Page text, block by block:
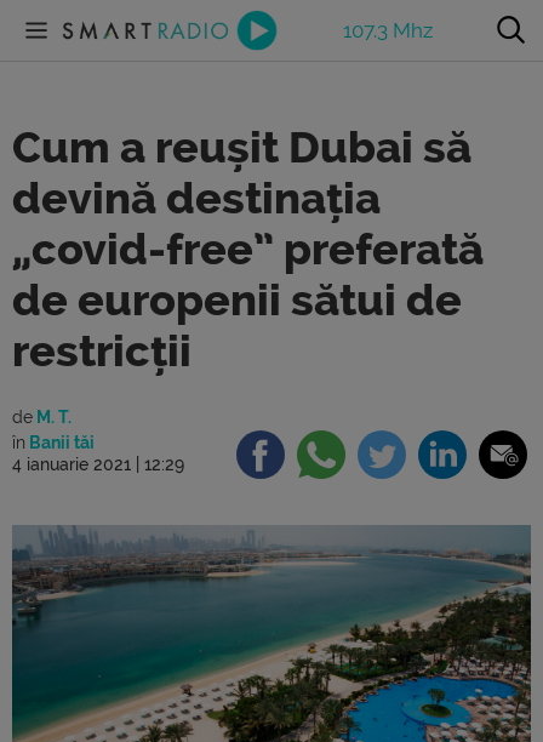
107.3 Mhz
Cum a reușit Dubai să
devină destinația
„covid-free” preferată
de europenii sătui de
restricții
de M. T.
în Banii tăi
4 ianuarie 2021 | 12:29